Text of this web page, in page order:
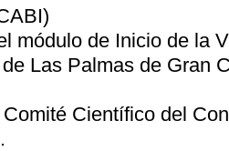
módulo de Inicio de la
Las Palmas de Gran
Científico del